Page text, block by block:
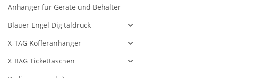
Anhänger für Geräte und Behälter
Blauer Engel Digitaldruck
X-TAG Kofferanhänger
X-BAG Tickettaschen